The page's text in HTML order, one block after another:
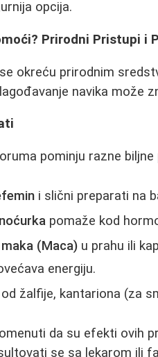
opcija.
Prirodni Pristupi i
okreću prirodnim
navika može
pominju razne biljne
i slični preparati na
pomaže kod
(Maca) u prahu ili
energiju.
od žalfije, kantariona (za
da su efekti ovih
se sa lekarom ili